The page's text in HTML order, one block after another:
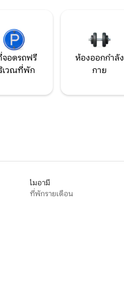
อดรถฟรี
เวณที่พัก
ห้องออกกำลัง
กาย
ไมอามี
ที่พักรายเดือน